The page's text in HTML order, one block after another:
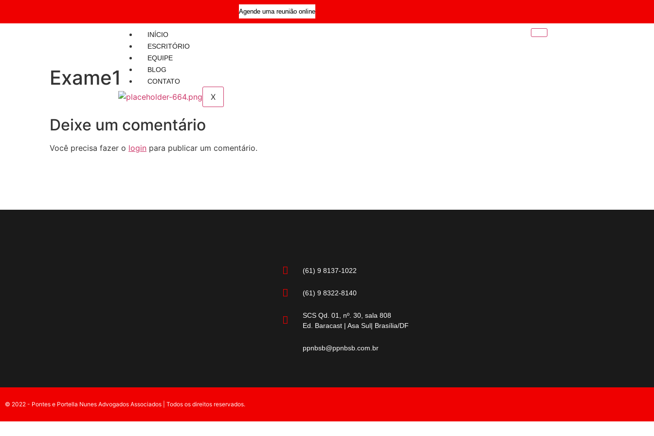
Agende uma reunião online
INÍCIO
ESCRITÓRIO
EQUIPE
BLOG
CONTATO
X
Exame1
Deixe um comentário
Você precisa fazer o login para publicar um comentário.
(61) 9 8137-1022
(61) 9 8322-8140
SCS Qd. 01, nº. 30, sala 808
Ed. Baracast | Asa Sul| Brasília/DF
ppnbsb@ppnbsb.com.br
© 2022 - Pontes e Portella Nunes Advogados Associados | Todos os direitos reservados.